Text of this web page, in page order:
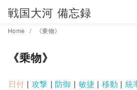
戦国大河 備忘録
Home 《乗物》
《乗物》
| | | | |